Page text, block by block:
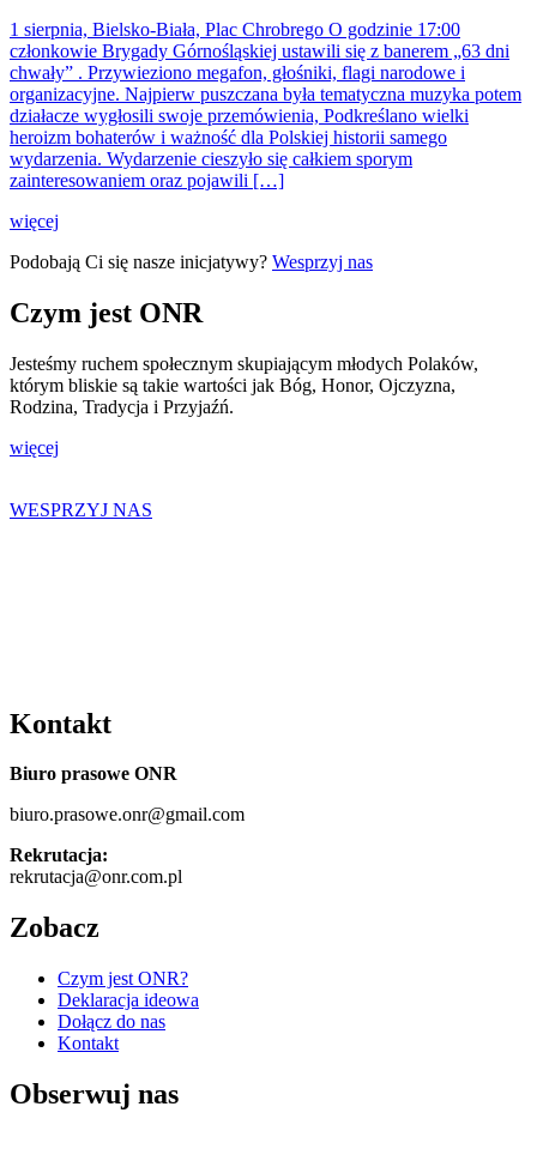
1 sierpnia, Bielsko-Biała, Plac Chrobrego O godzinie 17:00
członkowie Brygady Górnośląskiej ustawili się z banerem „63 dni
chwały” . Przywieziono megafon, głośniki, flagi narodowe i
organizacyjne. Najpierw puszczana była tematyczna muzyka potem
działacze wygłosili swoje przemówienia, Podkreślano wielki
heroizm bohaterów i ważność dla Polskiej historii samego
wydarzenia. Wydarzenie cieszyło się całkiem sporym
zainteresowaniem oraz pojawili […]
więcej
Podobają Ci się nasze inicjatywy? Wesprzyj nas
Czym jest ONR
Jesteśmy ruchem społecznym skupiającym młodych Polaków,
którym bliskie są takie wartości jak Bóg, Honor, Ojczyzna,
Rodzina, Tradycja i Przyjaźń.
więcej
WESPRZYJ NAS
Kontakt
Biuro prasowe ONR
biuro.prasowe.onr@gmail.com
Rekrutacja:
rekrutacja@onr.com.pl
Zobacz
Czym jest ONR?
Deklaracja ideowa
Dołącz do nas
Kontakt
Obserwuj nas